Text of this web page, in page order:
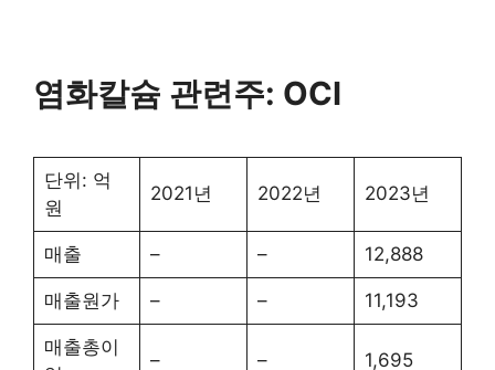
염화칼슘 관련주: OCI
단위: 억
원
2021년 2022년 2023년
매출 – – 12,888
매출원가 – – 11,193
매출총이
– – 1,695